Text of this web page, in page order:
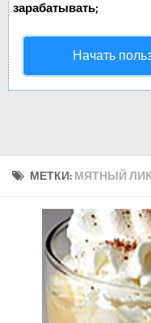
зарабатывать;
Начать
МЕТКИ: МЯТНЫЙ